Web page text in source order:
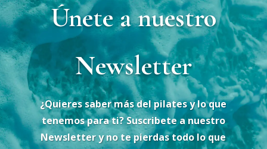
Únete a nuestro
Newsletter
¿Quieres saber más del pilates y lo que
tenemos para ti? Suscribete a nuestro
Newsletter y no te pierdas todo lo que